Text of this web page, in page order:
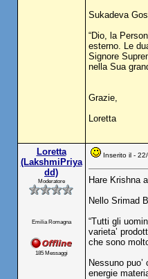
Sukadeva
“Dio, la
esterno. Le
Signore
nella Sua
Grazie,
Loretta
Loretta
(LakshmiPriya
dd)
Moderatore
Emilia Romagna
185 Messaggi
Inserito il -
Hare Krishna
Nello Srimad
“Tutti gli
varieta’
che sono
Nessuno
energie